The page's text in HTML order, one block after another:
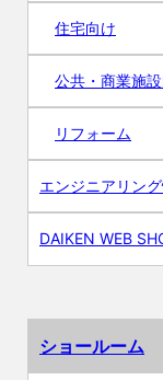
住宅向け
公共・商業施
リフォーム
エンジニアリン
DAIKEN WEB
ショールーム